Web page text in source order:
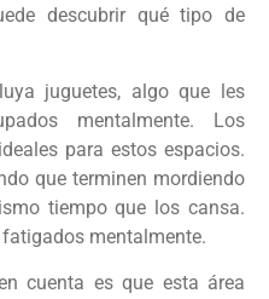
descubrir qué tipo de
juguetes, algo que les
mentalmente. Los
para estos espacios.
que terminen mordiendo
tiempo que los cansa.
mentalmente.
cuenta es que esta área